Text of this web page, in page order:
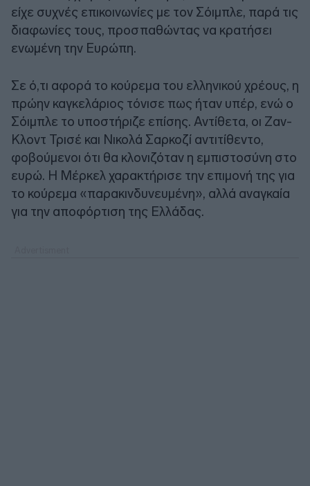
είχε συχνές επικοινωνίες με τον Σόιμπλε, παρά τις
διαφωνίες τους, προσπαθώντας να κρατήσει
ενωμένη την Ευρώπη.
Σε ό,τι αφορά το κούρεμα του ελληνικού χρέους, η
πρώην καγκελάριος τόνισε πως ήταν υπέρ, ενώ ο
Σόιμπλε το υποστήριζε επίσης. Αντίθετα, οι Ζαν-
Κλοντ Τρισέ και Νικολά Σαρκοζί αντιτίθεντο,
φοβούμενοι ότι θα κλονιζόταν η εμπιστοσύνη στο
ευρώ. Η Μέρκελ χαρακτήρισε την επιμονή της για
το κούρεμα «παρακινδυνευμένη», αλλά αναγκαία
για την αποφόρτιση της Ελλάδας.